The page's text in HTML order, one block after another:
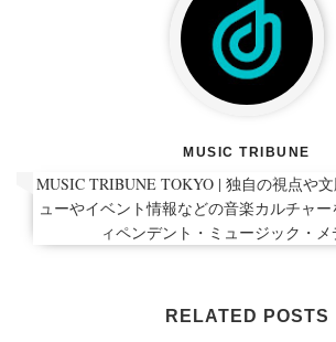
MUSIC TRIBUNE
MUSIC TRIBUNE TOKYO | 独自の視点や
ューやイベント情報などの音楽カルチャ
ィペンデント・ミュージック・メ
RELATED POSTS